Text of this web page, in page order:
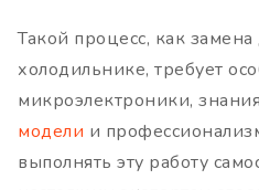
Такой процесс, как
холодильнике, требует
микроэлектроники,
модели и
выполнять эту работу